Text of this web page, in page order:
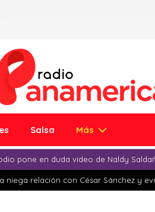
Salsa Más
pone en duda video de Naldy
niega relación con César Sánchez y